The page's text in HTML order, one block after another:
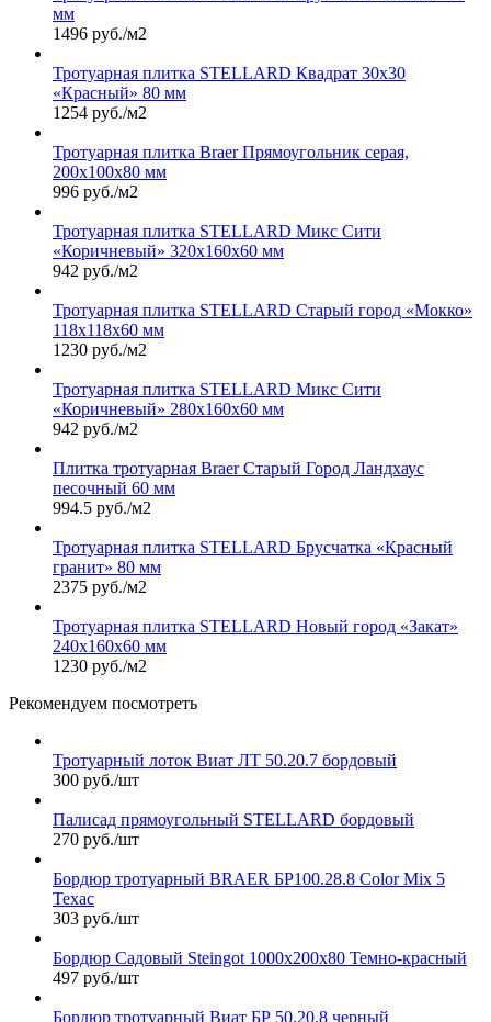
мм
1496 руб./м2
Тротуарная плитка STELLARD Квадрат 30х30
«Красный» 80 мм
1254 руб./м2
Тротуарная плитка Braer Прямоугольник серая,
200х100х80 мм
996 руб./м2
Тротуарная плитка STELLARD Микс Сити
«Коричневый» 320х160х60 мм
942 руб./м2
Тротуарная плитка STELLARD Старый город «Мокко»
118х118х60 мм
1230 руб./м2
Тротуарная плитка STELLARD Микс Сити
«Коричневый» 280х160х60 мм
942 руб./м2
Плитка тротуарная Braer Старый Город Ландхаус
песочный 60 мм
994.5 руб./м2
Тротуарная плитка STELLARD Брусчатка «Красный
гранит» 80 мм
2375 руб./м2
Тротуарная плитка STELLARD Новый город «Закат»
240х160х60 мм
1230 руб./м2
Рекомендуем посмотреть
Тротуарный лоток Виат ЛТ 50.20.7 бордовый
300 руб./шт
Палисад прямоугольный STELLARD бордовый
270 руб./шт
Бордюр тротуарный BRAER БР100.28.8 Color Mix 5
Техас
303 руб./шт
Бордюр Садовый Steingot 1000х200х80 Темно-красный
497 руб./шт
Бордюр тротуарный Виат БР 50.20.8 черный